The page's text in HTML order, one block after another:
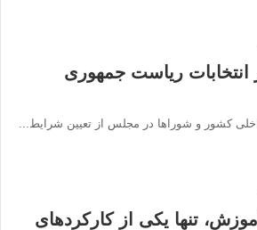
انتخابات ریاست جمهوری
کشور و شوراها در مجلس از تعیین شرایط...
تنها یکی از کارکردهای